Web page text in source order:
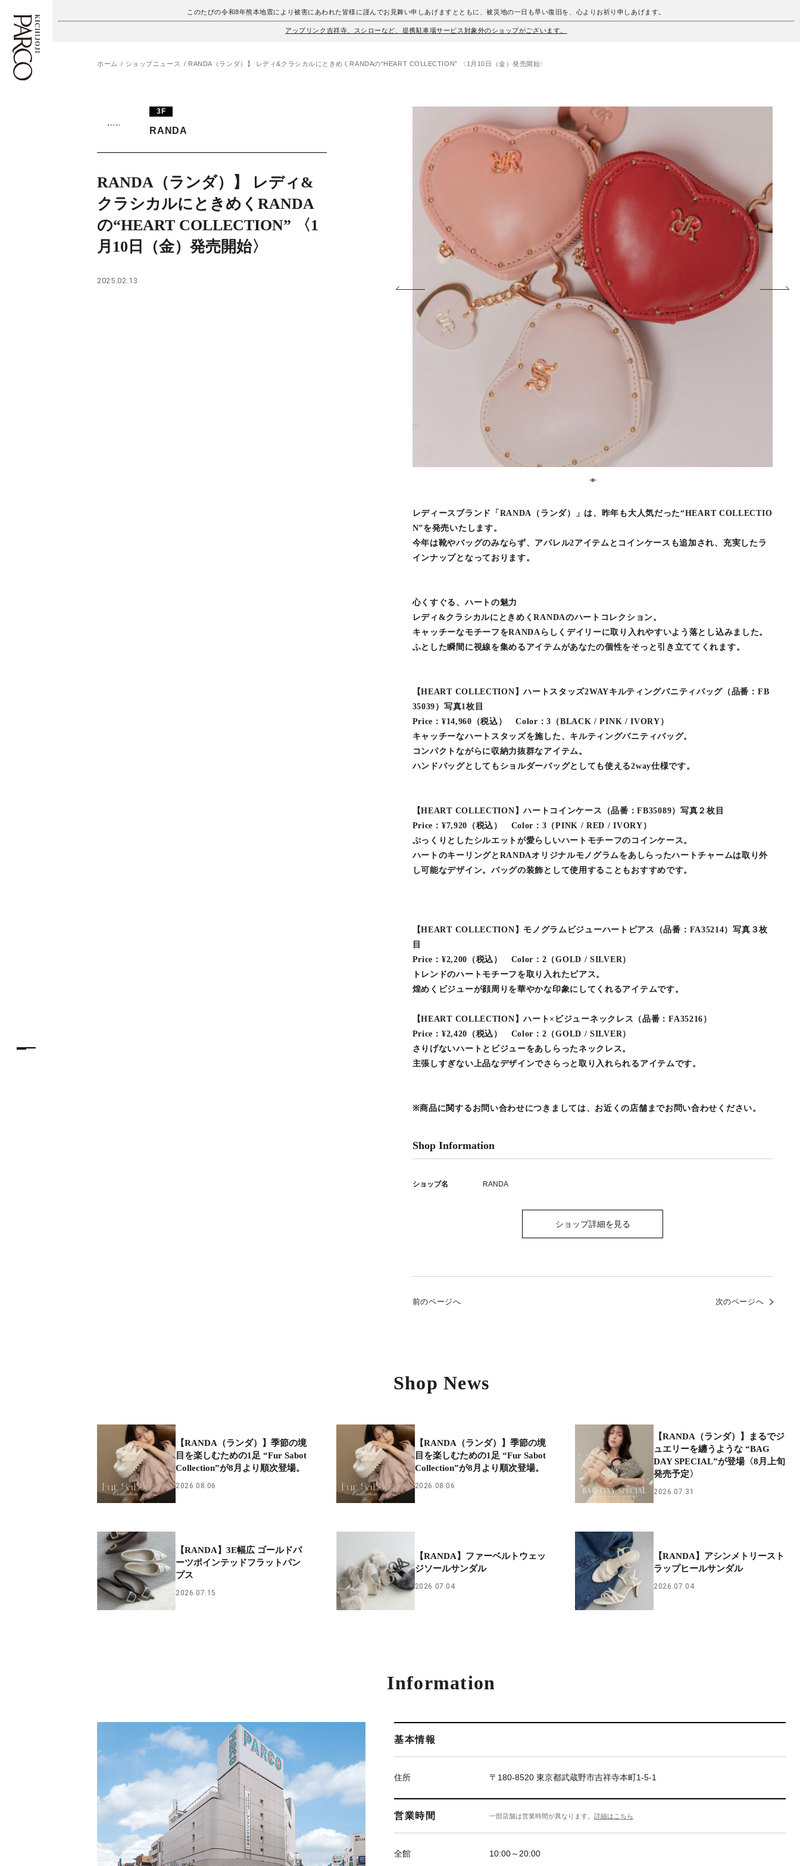
このたびの令和8年熊本地震により被害にあわれた皆様に謹んでお見舞い申しあげますとともに、被災地の一日も早い復旧を、心よりお祈り申しあげます。
アップリンク吉祥寺、スシローなど、提携駐車場サービス対象外のショップがございます。
施設案内・アクセス
ニュース
レストラン・カフェ
TAX FREE
ภาษาไทย
ホーム ショップニュース RANDA（ランダ）】 レディ&クラシカルにときめくRANDAの“HEART COLLECTION” 〈1月10日（金）発売開始〉
3F
RANDA
RANDA（ランダ）】 レディ&
クラシカルにときめくRANDA
の“HEART COLLECTION” 〈1
月10日（金）発売開始〉
2025.02.13
123
レディースブランド「RANDA（ランダ）」は、昨年も大人気だった“HEART COLLECTIO
N”を発売いたします。
今年は靴やバッグのみならず、アパレル2アイテムとコインケースも追加され、充実したラ
インナップとなっております。
心くすぐる、ハートの魅力
レディ&クラシカルにときめくRANDAのハートコレクション。
キャッチーなモチーフをRANDAらしくデイリーに取り入れやすいよう落とし込みました。
ふとした瞬間に視線を集めるアイテムがあなたの個性をそっと引き立ててくれます。
【HEART COLLECTION】ハートスタッズ2WAYキルティングバニティバッグ（品番：FB
35039）写真1枚目
Price：¥14,960（税込） Color：3（BLACK / PINK / IVORY）
キャッチーなハートスタッズを施した、キルティングバニティバッグ。
コンパクトながらに収納力抜群なアイテム。
ハンドバッグとしてもショルダーバッグとしても使える2way仕様です。
【HEART COLLECTION】ハートコインケース（品番：FB35089）写真２枚目
Price：¥7,920（税込） Color：3（PINK / RED / IVORY）
ぷっくりとしたシルエットが愛らしいハートモチーフのコインケース。
ハートのキーリングとRANDAオリジナルモノグラムをあしらったハートチャームは取り外
し可能なデザイン。バッグの装飾として使用することもおすすめです。
【HEART COLLECTION】モノグラムビジューハートピアス（品番：FA35214）写真３枚
目
Price：¥2,200（税込） Color：2（GOLD / SILVER）
トレンドのハートモチーフを取り入れたピアス。
煌めくビジューが顔周りを華やかな印象にしてくれるアイテムです。
【HEART COLLECTION】ハート×ビジューネックレス（品番：FA35216）
Price：¥2,420（税込） Color：2（GOLD / SILVER）
さりげないハートとビジューをあしらったネックレス。
主張しすぎない上品なデザインでさらっと取り入れられるアイテムです。
※商品に関するお問い合わせにつきましては、お近くの店舗までお問い合わせください。
Shop Information
ショップ名 RANDA
ショップ詳細を見る
前のページへ 次のページへ
Shop News
【RANDA（ランダ）】季節の境
目を楽しむための1足 “Fur Sabot
Collection”が8月より順次登場。
2026.08.06
【RANDA（ランダ）】季節の境
目を楽しむための1足 “Fur Sabot
Collection”が8月より順次登場。
2026.08.06
【RANDA（ランダ）】まるでジ
ュエリーを纏うような “BAG
DAY SPECIAL”が登場〈8月上旬
発売予定〉
2026.07.31
【RANDA】3E幅広 ゴールドパ
ーツポインテッドフラットパン
プス
2026.07.15
【RANDA】ファーベルトウェッ
ジソールサンダル
2026.07.04
【RANDA】アシンメトリースト
ラップヒールサンダル
2026.07.04
Information
基本情報
住所 〒180-8520 東京都武蔵野市吉祥寺本町1-5-1
営業時間 一部店舗は営業時間が異なります。詳細はこちら
全館 10:00～20:00